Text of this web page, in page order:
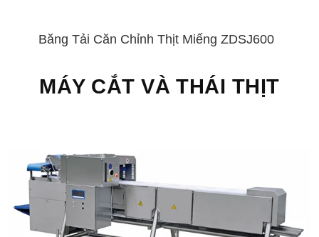
Băng Tải Căn Chỉnh Thịt Miếng ZDSJ600
MÁY CẮT VÀ THÁI THỊT